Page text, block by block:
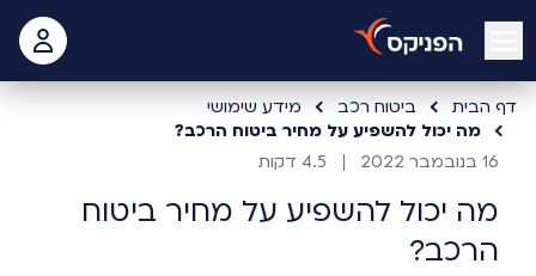
open mobile menu
דף הבית ביטוח רכב
מידע שימושי
מה יכול להשפיע על מחיר ביטוח הרכב?
16 בנובמבר 2022
4.5 דקות
מה יכול להשפיע על מחיר ביטוח
הרכב?